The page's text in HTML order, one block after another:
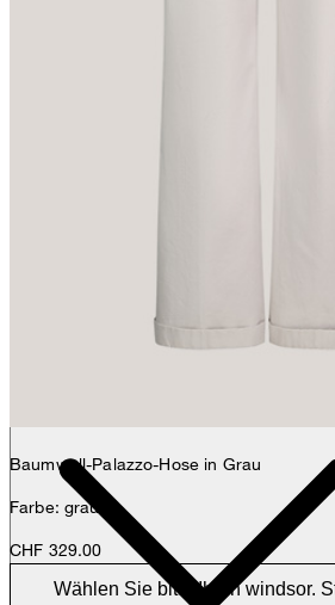
Baumwoll-Palazzo-Hose in Grau
Farbe: grau
CHF 329.00